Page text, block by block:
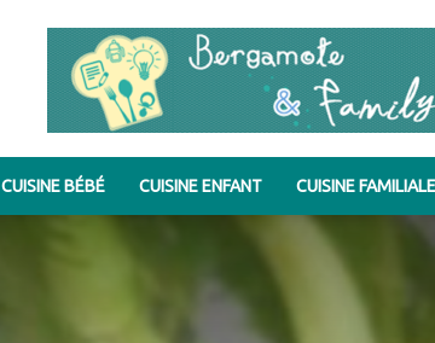
CUISINE BÉBÉ CUISINE ENFANT CUISINE FAMILIALE